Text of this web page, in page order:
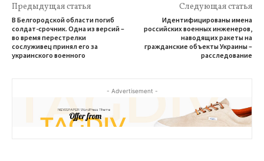
Предыдущая статья
В Белгородской области погиб
солдат-срочник. Одна из версий –
во время перестрелки
сослуживец принял его за
украинского военного
Следующая статья
Идентифицированы имена
российских военных инженеров,
наводящих ракеты на
гражданские объекты Украины –
расследование
- Advertisement -